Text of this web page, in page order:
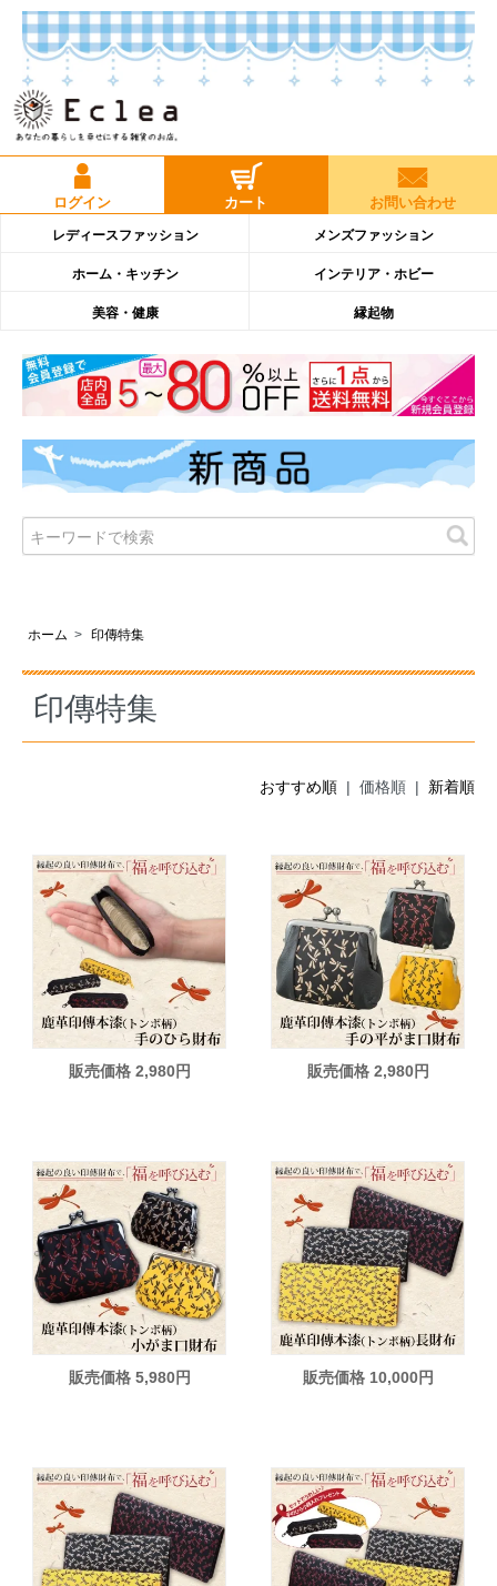
ログイン カート お問い合わせ
レディースファッション メンズファッション
ホーム・キッチン インテリア・ホビー
美容・健康 縁起物
ホーム > 印傳特集
印傳特集
おすすめ順 | 価格順 | 新着順
販売価格 2,980円 販売価格 2,980円
販売価格 5,980円 販売価格 10,000円